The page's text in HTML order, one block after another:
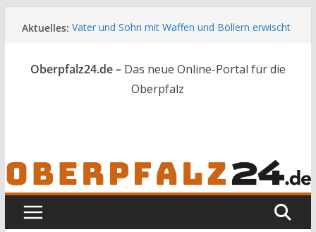
Inhalt
Aktuelles: Vater und Sohn mit Waffen und Böllern erwischt
Audi prallt gegen Brückengeländer in Weiden
Ortsumgehung Waldershof ist eröffnet
Deutsch-amerikanischer Schüleraustausch zu
Oberpfalz24.de – Das neue Online-Portal für die
Oberpfalz